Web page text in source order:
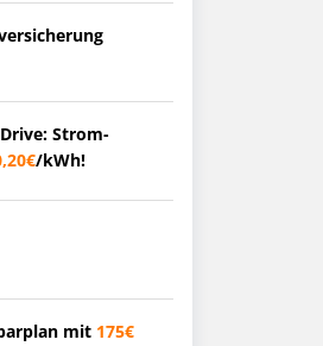
Strom-
/kWh!
mit 175€